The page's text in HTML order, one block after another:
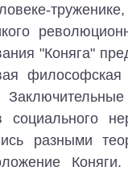
"Коняга"
социального
разными